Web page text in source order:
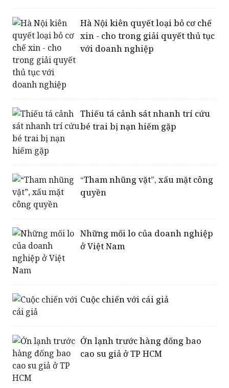
Hà Nội kiên quyết loại bỏ cơ chế
xin - cho trong giải quyết thủ tục
với doanh nghiệp
Thiếu tá cảnh sát nhanh trí cứu
bé trai bị nạn hiếm gặp
“Tham nhũng vặt”, xấu mặt công
quyền
Những mối lo của doanh nghiệp
ở Việt Nam
Cuộc chiến với cái giả
Ớn lạnh trước hàng đống bao
cao su giả ở TP HCM